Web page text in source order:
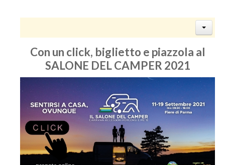
Con un click, biglietto e piazzola al
SALONE DEL CAMPER 2021